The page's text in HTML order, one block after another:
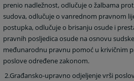
prenio nadležnost, odlučuje o žalbama
sudova, odlučuje o vanrednom pravnom
postupka, odlučuje o brisanju osude i
pravnih posljedica osude na osnovu
međunarodnu pravnu pomoć u krivičnim
poslove određene zakonom.
2.Građansko-upravno odjeljenje vrši